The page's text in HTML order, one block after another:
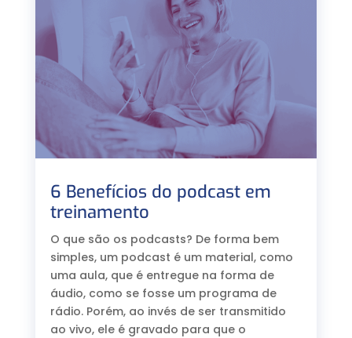
6 Benefícios do podcast em
treinamento
O que são os podcasts? De forma bem
simples, um podcast é um material, como
uma aula, que é entregue na forma de
áudio, como se fosse um programa de
rádio. Porém, ao invés de ser transmitido
ao vivo, ele é gravado para que o